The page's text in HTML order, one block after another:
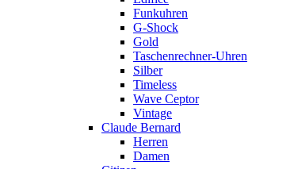
Funkuhren
G-Shock
Gold
Taschenrechner-Uhren
Silber
Timeless
Wave Ceptor
Vintage
Claude Bernard
Herren
Damen